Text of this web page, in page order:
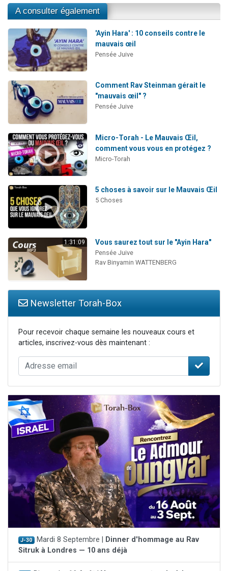
A consulter également
'Ayin Hara' : 10 conseils contre le
mauvais œil
Pensée Juive
Comment Rav Steinman gérait le
"mauvais œil" ?
Pensée Juive
Micro-Torah - Le Mauvais Œil,
comment vous vous en protégez ?
Micro-Torah
5 choses à savoir sur le Mauvais Œil
5 Choses
1:31:09 Vous saurez tout sur le "Ayin Hara"
Pensée Juive
Rav Binyamin WATTENBERG
Newsletter Torah-Box
Pour recevoir chaque semaine les nouveaux cours et
articles, inscrivez-vous dès maintenant :
J-30 Mardi 8 Septembre |
Dinner d'hommage au Rav
Sitruk à Londres — 10 ans déjà